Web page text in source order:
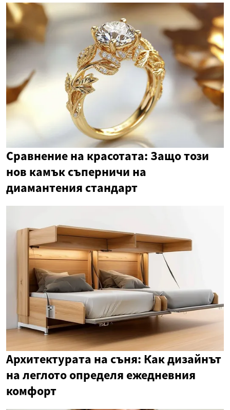
Сравнение на красотата: Защо този
нов камък съперничи на
диамантения стандарт
Архитектурата на съня: Как дизайнът
на леглото определя ежедневния
комфорт